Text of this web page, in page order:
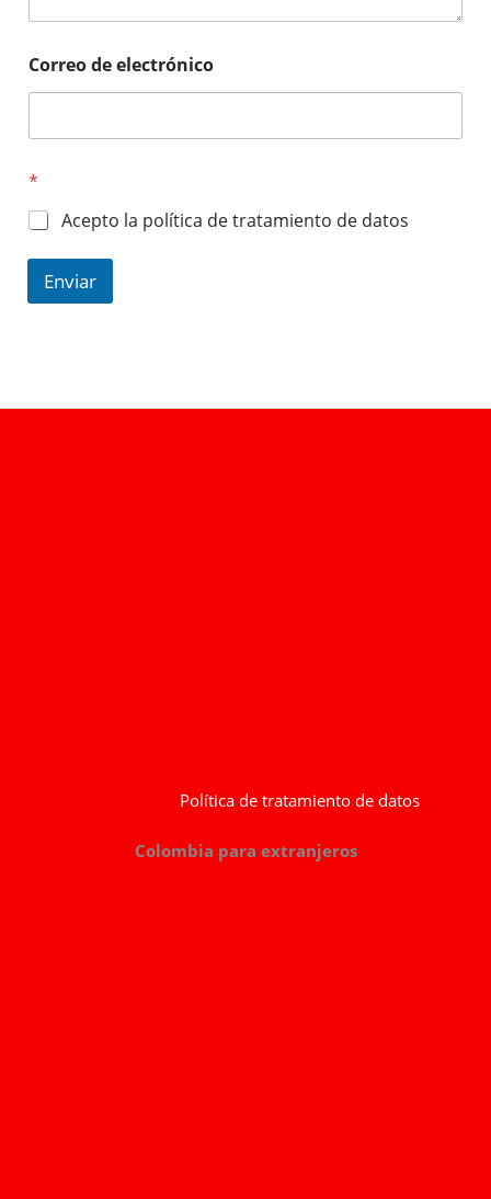
Correo de electrónico
*
Acepto la política de tratamiento de datos
Enviar
Política de tratamiento de datos
Colombia para extranjeros